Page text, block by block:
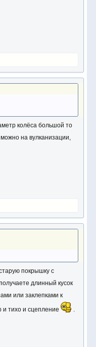
колёса большой то
на вулканизации,
покрышку с
длинный кусок
или заклепками к
и тихо и сцепление
.